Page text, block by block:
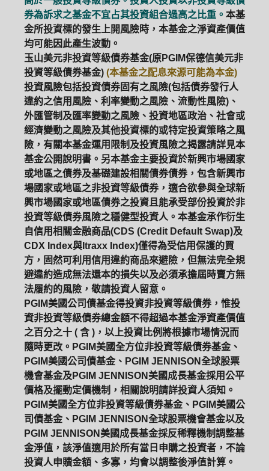
券為訴求之基金不宜占其投資組合過高之比重。 本基
金所投資標的發生上開風險時，本基金之淨資產價值
均可能因此產生波動。
玉山美元非投資等級債券基金(原PGIM保德信美元非
投資等級債券基金) (本基金之配息來源可能為本金)
投資風險包括投資債券固有之風險(包括債券發行人
違約之信用風險、利率變動之風險、流動性風險)、
外匯管制及匯率變動之風險、投資地區政治、社會或
經濟變動之風險及其他投資標的或特定投資策略之風
險，有關本基金運用限制及投資風險之揭露請詳見本
基金公開說明書。另本基金主要投資於新興市場國家
或地區之債券及基礎建設相關債券債券，包含新興市
場國家或地區之非投資等級債券，適合欲參與全球新
興市場國家或地區債券之投資且能承受部份投資於非
投資等級債券風險之穩健型投資人。本基金承作衍生
自信用相關金融商品(CDS (Credit Default Swap)及
CDX Index與Itraxx Index)僅得為受信用保護的買
方，固然可利用信用違約商品來避險，但無法完全規
避違約造成無法還本的損失以及必須承擔屆時賣方無
法履約的風險，敬請投資人留意。
PGIM美國公司債基金得投資非投資等級債券，惟投
資非投資等級債券總金額不得超過本基金淨資產價值
之百分之十 ( 含 )，以上投資比例將根據市場情況而
隨時更改。PGIM美國全方位非投資等級債券基金、
PGIM美國公司債基金、PGIM JENNISON全球股票
機會基金及PGIM JENNISON美國成長基金採用公平
價格及擺動定價機制，相關說明請詳投資人須知。
PGIM美國全方位非投資等級債券基金、PGIM美國公
司債基金、PGIM JENNISON全球股票機會基金以及
PGIM JENNISON美國成長基金採反稀釋機制調整基
金淨值，該淨值適用於所有當日申購之投資者，不論
投資人申贖金額、多寡，均會以調整後淨值計算。